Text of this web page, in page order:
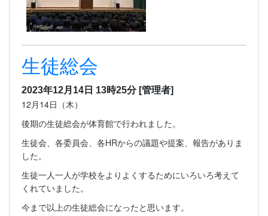
生徒総会
2023年12月14日 13時25分 [管理者]
12月14日（木）
後期の生徒総会が体育館で行われました。
生徒会、各委員会、各HRからの議題や提案、報告がありま
した。
生徒一人一人が学校をよりよくするためにいろいろ考えて
くれていました。
今まで以上の生徒総会になったと思います。